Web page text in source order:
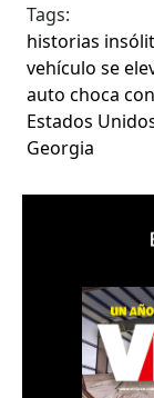
Tags:
historias
vehículo se
auto choca
Estados
Georgia